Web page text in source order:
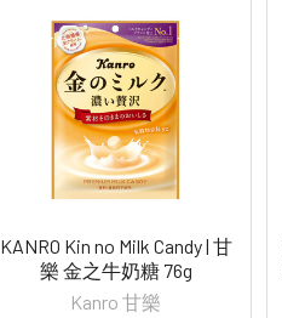
KANRO Kin no Milk Candy | 甘
樂 金之牛奶糖 76g
Kanro 甘樂